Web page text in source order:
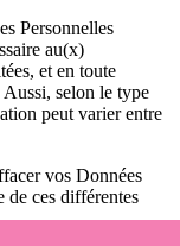
Personnelles
au(x)
et en toute
selon le type
peut varier entre
vos Données
de ces différentes